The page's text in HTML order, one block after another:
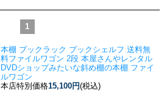
1
本棚 ブックラック ブックシェルフ 送料無
料ファイルワゴン 2段 本屋さんやレンタル
DVDショップみたいな斜め棚の本棚 ファイ
ルワゴン
本店特別価格15,100円(税込)